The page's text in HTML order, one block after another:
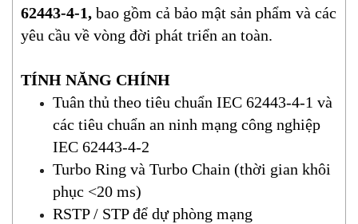
62443-4-1, bao gồm cả bảo mật sản phẩm và các
yêu cầu về vòng đời phát triển an toàn.
TÍNH NĂNG CHÍNH
Tuân thủ theo tiêu chuẩn IEC 62443-4-1 và
các tiêu chuẩn an ninh mạng công nghiệp
IEC 62443-4-2
Turbo Ring và Turbo Chain (thời gian khôi
phục <20 ms)
RSTP / STP để dự phòng mạng